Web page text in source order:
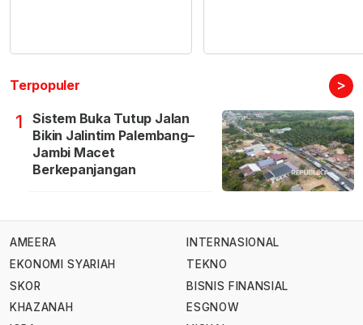
Terpopuler >
1
Sistem Buka Tutup Jalan
Bikin Jalintim Palembang–
Jambi Macet
Berkepanjangan
AMEERA
EKONOMI SYARIAH
SKOR
KHAZANAH
INTERNASIONAL
TEKNO
BISNIS FINANSIAL
ESGNOW